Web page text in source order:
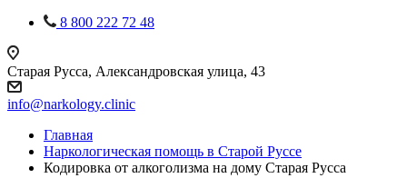
8 800 222 72 48
Старая Русса, Александровская улица, 43
info@narkology.clinic
Главная
Наркологическая помощь в Старой Руссе
Кодировка от алкоголизма на дому Старая Русса